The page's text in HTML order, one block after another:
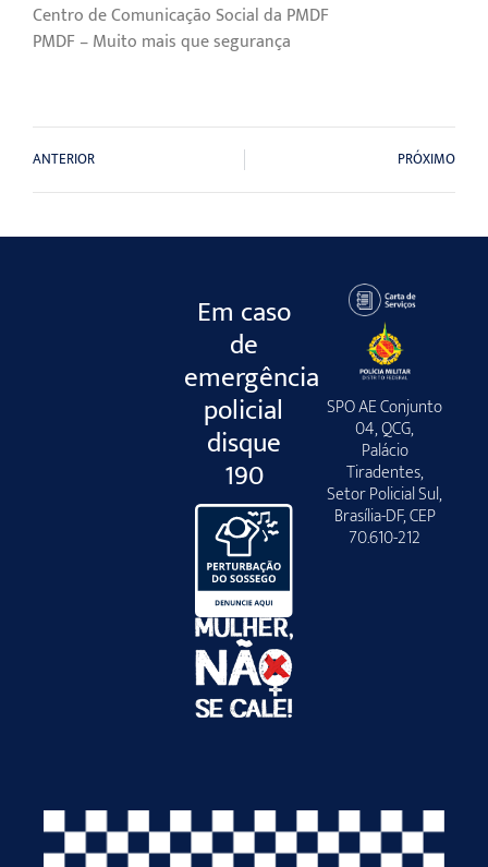
Centro de Comunicação Social da PMDF
PMDF – Muito mais que segurança
ANTERIOR PRÓXIMO
Em caso
de
emergência
policial
disque
190
SPO AE Conjunto
04, QCG,
Palácio
Tiradentes,
Setor Policial Sul,
Brasília-DF, CEP
70.610-212